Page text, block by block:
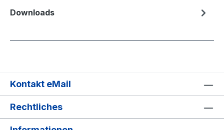
Downloads
Kontakt eMail
Rechtliches